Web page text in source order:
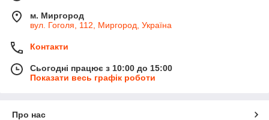
м. Миргород
вул. Гоголя, 112, Миргород, Україна
Контакти
Сьогодні працює з 10:00 до 15:00
Показати весь графік роботи
Про нас